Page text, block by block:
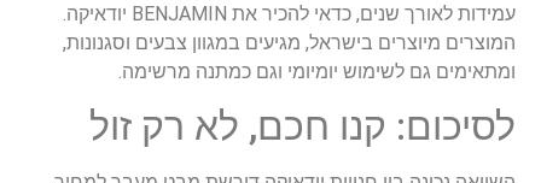
עמידות לאורך שנים, כדאי להכיר את BENJAMIN יודאיקה.
המוצרים מיוצרים בישראל, מגיעים במגוון צבעים וסגנונות,
ומתאימים גם לשימוש יומיומי וגם כמתנה מרשימה.
לסיכום: קנו חכם, לא רק זול